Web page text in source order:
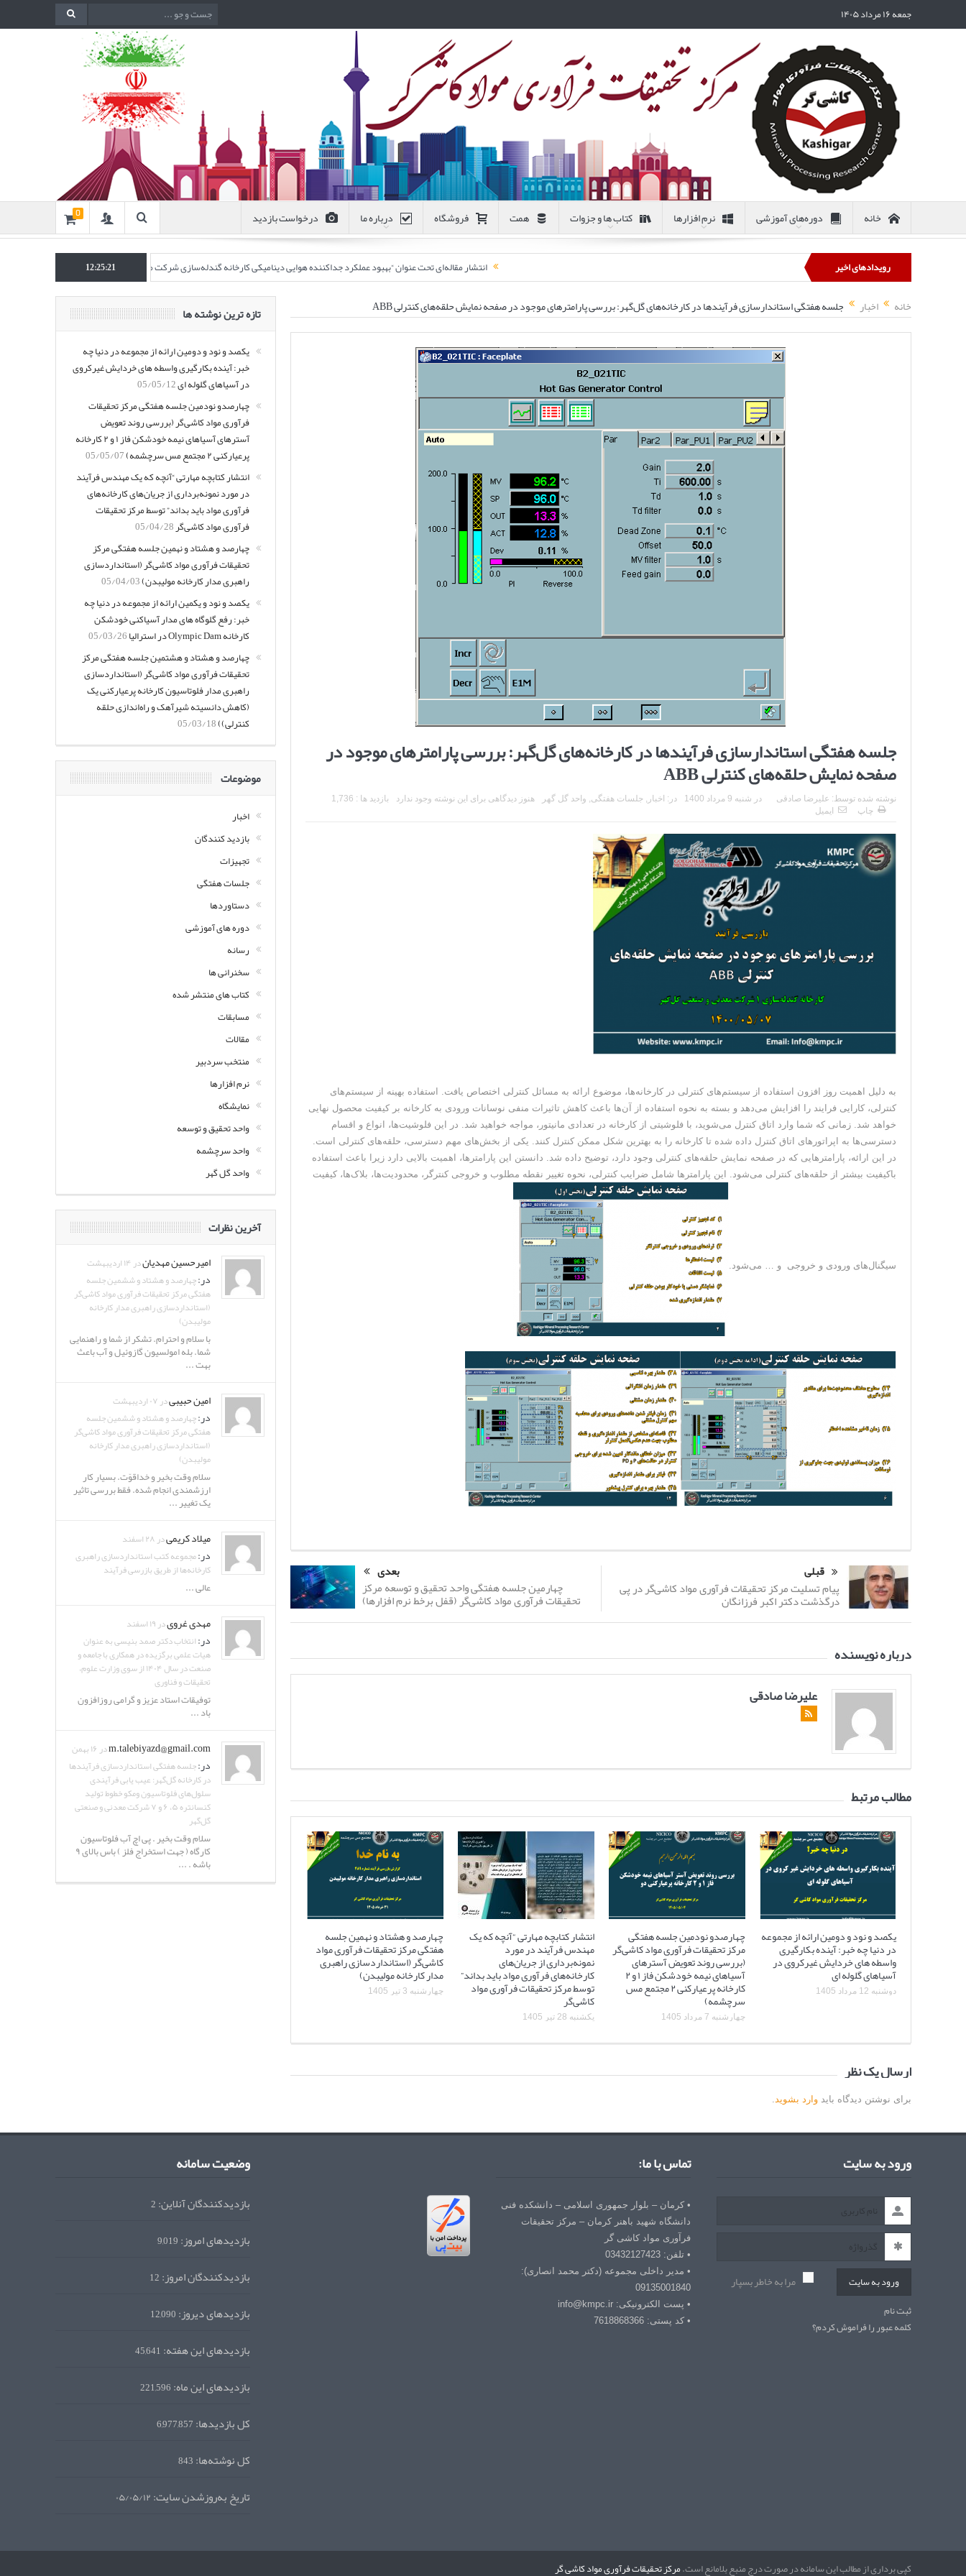
جمعه ۱۶ مرداد ۱۴۰۵
خانه دوره‌های آموزشی نرم افزارها کتاب ها و جزوات همت فروشگاه درباره ما درخواست بازدید 0
رویدادهای اخیر انتشار مقاله‌ای تحت عنوان “بهبود عملکرد جداکننده هوایی دینامیکی کارخانه گندله‌سازی شرکت معدنی و صنعتی گل‌گهر” در نشریه
12:25:22
خانه اخبار جلسه هفتگی استاندارسازی فرآیندها در کارخانه‌های گل‌گهر: بررسی پارامترهای موجود در صفحه نمایش حلقه‌های کنترلی ABB
جلسه هفتگی استاندارسازی فرآیندها در کارخانه‌های گل‌گهر: بررسی پارامترهای موجود در
صفحه نمایش حلقه‌های کنترلی ABB
نوشته شده توسط: علیرضا صادقی در شنبه 9 مرداد 1400 در: اخبار ,جلسات هفتگی, واحد گل گهر هنوز دیدگاهی برای این نوشته وجود ندارد
بازدید ها : 1,736
چاپ
ایمیل
به دلیل اهمیت روز افزون استفاده از سیستم‌های کنترلی در کارخانه‌ها، موضوع ارائه به مسائل کنترلی اختصاص یافت. استفاده بهینه از سیستم‌های
کنترلی، کارایی فرایند را افزایش می‌دهد و بسته به نحوه استفاده از آن‌ها باعث کاهش تاثیرات منفی نوسانات ورودی به کارخانه بر کیفیت محصول نهایی
خواهد شد. زمانی که شما وارد اتاق کنترل می‌شوید، با فلوشیتی از کارخانه در تعدادی مانیتور، مواجه خواهید شد. در این فلوشیت‌ها، انواع و اقسام
دسترسی‌ها به اپراتورهای اتاق کنترل داده شده تا کارخانه را به بهترین شکل ممکن کنترل کنند. یکی از بخش‌های مهم دسترسی، حلقه‌های کنترلی است.
در این ارائه، پارامترهایی که در صفحه نمایش حلقه‌های کنترلی وجود دارد، توضیح داده شد. دانستن این پارامترها، اهمیت بالایی دارد زیرا باعث استفاده
باکیفیت بیشتر از حلقه‌های کنترلی می‌شود. این پارامترها شامل ضرایب کنترلی، نحوه تغییر نقطه مطلوب و خروجی کنترگر، محدودیت‌ها، بلاک‌ها، کیفیت
سیگنال‌های ورودی و خروجی و … می‌شود.
قبلی
پیام تسلیت مرکز تحقیقات فرآوری مواد کاشی‌گر در پی
درگذشت دکتر اکبر فرزانگان
بعدی
چهارمین جلسه هفتگی واحد تحقیق و توسعه مرکز
تحقیقات فرآوری مواد کاشی‌گر (قفل برخط نرم افزارها)
درباره نویسنده
علیرضا صادقی
مطالب مرتبط
یکصد و نود و دومین ارائه از مجموعه
در دنیا چه خبر: آینده بکارگیری
واسطه های خردایش غیرکروی در
آسیاهای گلوله ای
دوشنبه 12 مرداد 1405
چهارصدو نودمین جلسه هفتگی
مرکز تحقیقات فرآوری مواد کاشی‌گر
(بررسی روند تعویض آسترهای
آسیاهای نیمه خودشکن فاز ۱ و ۲
کارخانه پرعیارکنی ۲ مجتمع مس
سرچشمه)
چهارشنبه 7 مرداد 1405
انتشار کتابچه مهارتی “آنچه که یک
مهندس فرآیند در مورد
نمونه‌برداری از جریان‌های
کارخانه‌های فرآوری مواد باید بداند”
توسط مرکز تحقیقات فرآوری مواد
کاشی‌گر
یکشنبه 28 تیر 1405
چهارصد و هشتاد و نهمین جلسه
هفتگی مرکز تحقیقات فرآوری مواد
کاشی‌گر (استانداردسازی راهبری
مدار کارخانه مولیبدن)
چهارشنبه 3 تیر 1405
ارسال یک نظر
برای نوشتن دیدگاه بایدوارد بشوید
تازه ترین نوشته ها
یکصد و نود و دومین ارائه از مجموعه در دنیا چه
خبر: آینده بکارگیری واسطه های خردایش غیرکروی
در آسیاهای گلوله ای05/05/12
چهارصدو نودمین جلسه هفتگی مرکز تحقیقات
فرآوری مواد کاشی‌گر (بررسی روند تعویض
آسترهای آسیاهای نیمه خودشکن فاز ۱ و ۲ کارخانه
پرعیارکنی ۲ مجتمع مس سرچشمه)
05/05/07
انتشار کتابچه مهارتی “آنچه که یک مهندس فرآیند
در مورد نمونه‌برداری از جریان‌های کارخانه‌های
فرآوری مواد باید بداند” توسط مرکز تحقیقات
فرآوری مواد کاشی‌گر05/04/28
چهارصد و هشتاد و نهمین جلسه هفتگی مرکز
تحقیقات فرآوری مواد کاشی‌گر (استانداردسازی
راهبری مدار کارخانه مولیبدن)05/04/03
یکصد و نود و یکمین ارائه از مجموعه در دنیا چه
خبر: رفع گلوگاه های مدار آسیاکنی خودشکن
کارخانه Olympic Dam در استرالیا
05/03/26
چهارصد و هشتاد و هشتمین جلسه هفتگی مرکز
تحقیقات فرآوری مواد کاشی‌گر (استانداردسازی
راهبری مدار فلوتاسیون کارخانه پرعیارکنی یک
(کاهش دانسیته شیرآهک و راه‌اندازی حلقه
کنترلی))05/03/18
موضوعات
اخبار
بازدید کنندگان
تجهیزات
جلسات هفتگی
دستاوردها
دوره های آموزشی
رسانه
سخنرانی ها
کتاب های منتشر شده
مسابقات
مقالات
منتخب سردبیر
نرم افزارها
نمایشگاه
واحد تحقیق و توسعه
واحد سرچشمه
واحد گل گهر
آخرین نظرات
امیرحسین مهدیاندر ۱۴ اردیبهشت
در:چهارصد و هشتاد و ششمین جلسه
هفتگی مرکز تحقیقات فرآوری مواد کاشی‌گر
(استانداردسازی راهبری مدار کارخانه
مولیبدن)
با سلام و احترام. تشکر از شما و راهنمایی
شما. بله امولسیون گازوئیل و آب باعث
بهت ...
امین حبیبیدر ۰۷ اردیبهشت
در:چهارصد و هشتاد و ششمین جلسه
هفتگی مرکز تحقیقات فرآوری مواد کاشی‌گر
(استانداردسازی راهبری مدار کارخانه
مولیبدن)
سلام وقت بخیر و خداقوّت. بسیار کار
ارزشمندی انجام شده. فقط بررسی تاثیر
یک تغییر ...
میلاد کریمیدر ۲۸ اسفند
در:مجموعه کتب استانداردسازی راهبری
کارخانه‌ها از طریق بازرسی فرآیند
عالی ...
مهدی غرویدر ۱۹ اسفند
در:انتخاب دکتر صمد بنیسی به عنوان
هیات علمی برگزیده در همکاری با جامعه و
صنعت در سال ۱۴۰۴ از سوی وزارت علوم،
تحقیقات و فناوری
توفیقات استاد عزیز و گرامی روزافزون
باد ...
m.talebiyazd@gmail.comدر ۱۶ بهمن
در:جلسه هفتگی استانداردسازی فرآیندها
در کارخانه گل‌گهر: عیب یابی فرآیندی
سلول‌های فلوتاسیون ومکو خطوط تولید
کنسانتره ۵، ۶ و ۷ شرکت معدنی و صنعتی
گل‌گهر
سلام وقت بخیر . پی اچ آب فلوتاسیون
کارگاه ( جهت استخراج فلز ) باس بالای ۹
باشه . ...
ورود به سایت
ورود به سایت مرا به خاطر بسپار
ثبت نام
کلمه عبور را فراموش کردم؟
تماس با ما:
• کرمان – بلوار جمهوری اسلامی – دانشکده فنی
دانشگاه شهید باهنر کرمان – مرکز تحقیقات
فرآوری مواد کاشی گر
• تلفن: 03432127423
• مدیر داخلی مجموعه (دکتر محمد انصاری):
09135001840
• پست الکترونیکی: info@kmpc.ir
• کد پستی: 7618868366
وضعیت سامانه
بازدیدکنندگان آنلاین:2
بازدیدهای امروز:9,019
بازدیدکنندگان امروز:12
بازدیدهای دیروز:12,090
بازدیدهای این هفته:45,641
بازدیدهای این ماه:221,596
کل بازدیدها:6,977,857
کل نوشته‌ها:843
تاریخ به‌روزشدن سایت:۰۵/۰۵/۱۲
کپی برداری از مطالب این سامانه در صورت درج منبع بلامانع است.مرکز تحقیقات فرآوری مواد کاشی گر